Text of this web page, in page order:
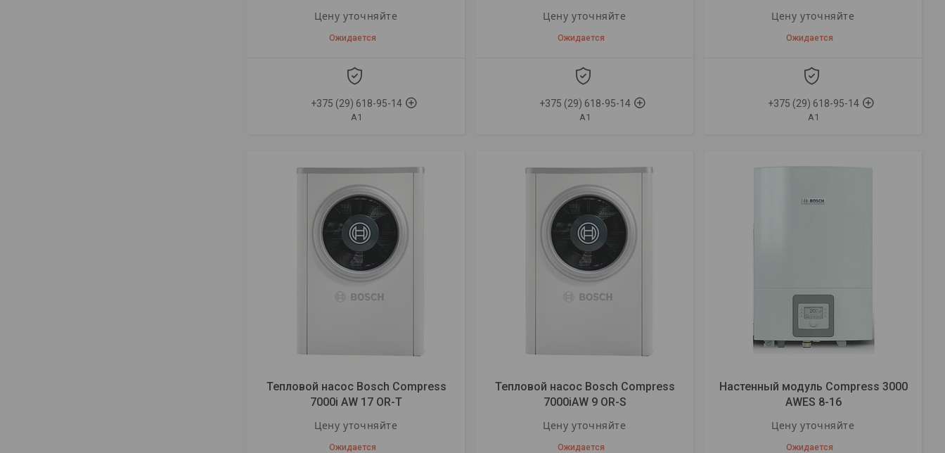
Цену уточняйте
Ожидается
+375 (29) 618-95-14
A1
Цену уточняйте
Ожидается
+375 (29) 618-95-14
A1
Цену уточняйте
Ожидается
+375 (29) 618-95-14
A1
Тепловой насос Bosch Compress
7000i AW 17 OR-T
Цену уточняйте
Ожидается
Тепловой насос Bosch Compress
7000iAW 9 OR-S
Цену уточняйте
Ожидается
Настенный модуль Compress 3000
AWES 8-16
Цену уточняйте
Ожидается